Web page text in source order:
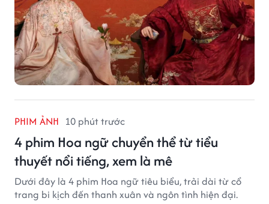
PHIM ẢNH 10 phút trước
4 phim Hoa ngữ chuyển thể từ tiểu
thuyết nổi tiếng, xem là mê
Dưới đây là 4 phim Hoa ngữ tiêu biểu, trải dài từ cổ
trang bi kịch đến thanh xuân và ngôn tình hiện đại.